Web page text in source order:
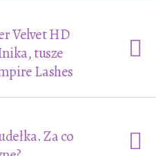
Velvet HD
tusze
Lashes
Za co